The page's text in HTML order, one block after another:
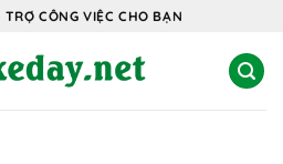
CÔNG VIỆC CHO BẠN